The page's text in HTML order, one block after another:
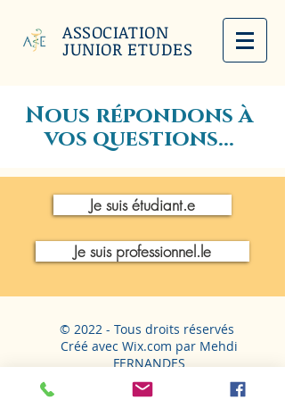
ASSOCIATION
JUNIOR ETUDES
Nous répondons à
vos questions...
Je suis étudiant.e
Je suis professionnel.le
© 2022 - Tous droits réservés
Créé avec Wix.com par Mehdi
FERNANDES